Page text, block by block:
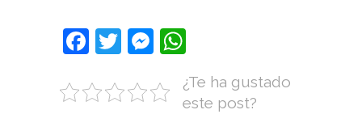
Facebook
TwitterMessenger
¿Te ha gustado
este post?